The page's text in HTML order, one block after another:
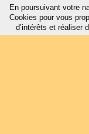
En poursuivant votre
Cookies pour vous
d’intérêts et réaliser